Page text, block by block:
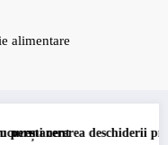
alimentare
deschiderii procedurii